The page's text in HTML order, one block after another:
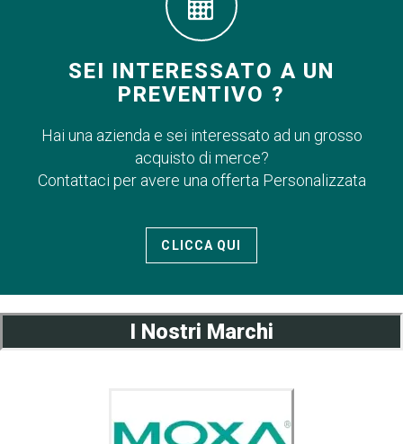
SEI INTERESSATO A UN
PREVENTIVO ?
Hai una azienda e sei interessato ad un grosso
acquisto di merce?
Contattaci per avere una offerta Personalizzata
CLICCA QUI
I Nostri Marchi